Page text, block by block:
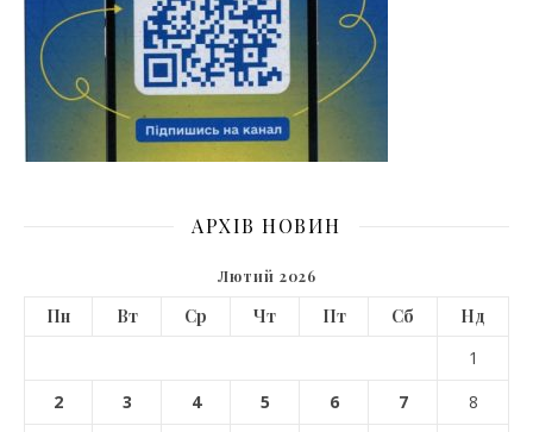
АРХІВ НОВИН
Лютий 2026
Пн Вт Ср Чт Пт Сб
Нд
1
2
3 4 5 6 7
8